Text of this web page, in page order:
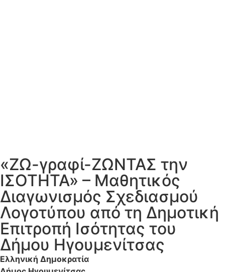
«ΖΩ-γραφί-ΖΩΝΤΑΣ την
ΙΣΟΤΗΤΑ» – Μαθητικός
Διαγωνισμός Σχεδιασμού
Λογοτύπου από τη Δημοτική
Επιτροπή Ισότητας του
Δήμου Ηγουμενίτσας
Ελληνική Δημοκρατία